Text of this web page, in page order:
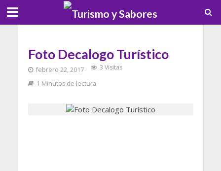
Foto Decalogo Turístico
febrero 22, 2017
3 Visitas
1 Minutos de lectura